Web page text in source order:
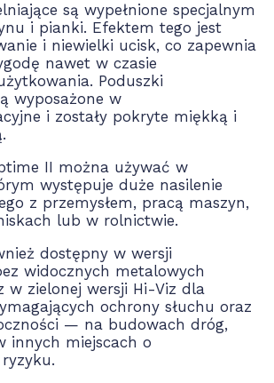
są wypełnione specjalnym
i pianki. Efektem tego jest
i niewielki ucisk, co zapewnia
nawet w czasie
Poduszki
wyposażone w
i zostały pokryte miękką i
II można używać w
występuje duże nasilenie
z przemysłem, pracą maszyn,
lub w rolnictwie.
dostępny w wersji
widocznych metalowych
w zielonej wersji Hi-Viz dla
ochrony słuchu oraz
— na budowach dróg,
innych miejscach o